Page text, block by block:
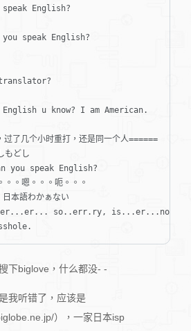
English?
you speak English?
u know? I am American.
过了几个小时重打，还是同一个人======
もどし
you speak English?
。。嗯。。。呃。。。
語わかぁない
er...er... so..err.ry,
下biglove，什么都没- -
我听错了，应该是
），一家日本isp